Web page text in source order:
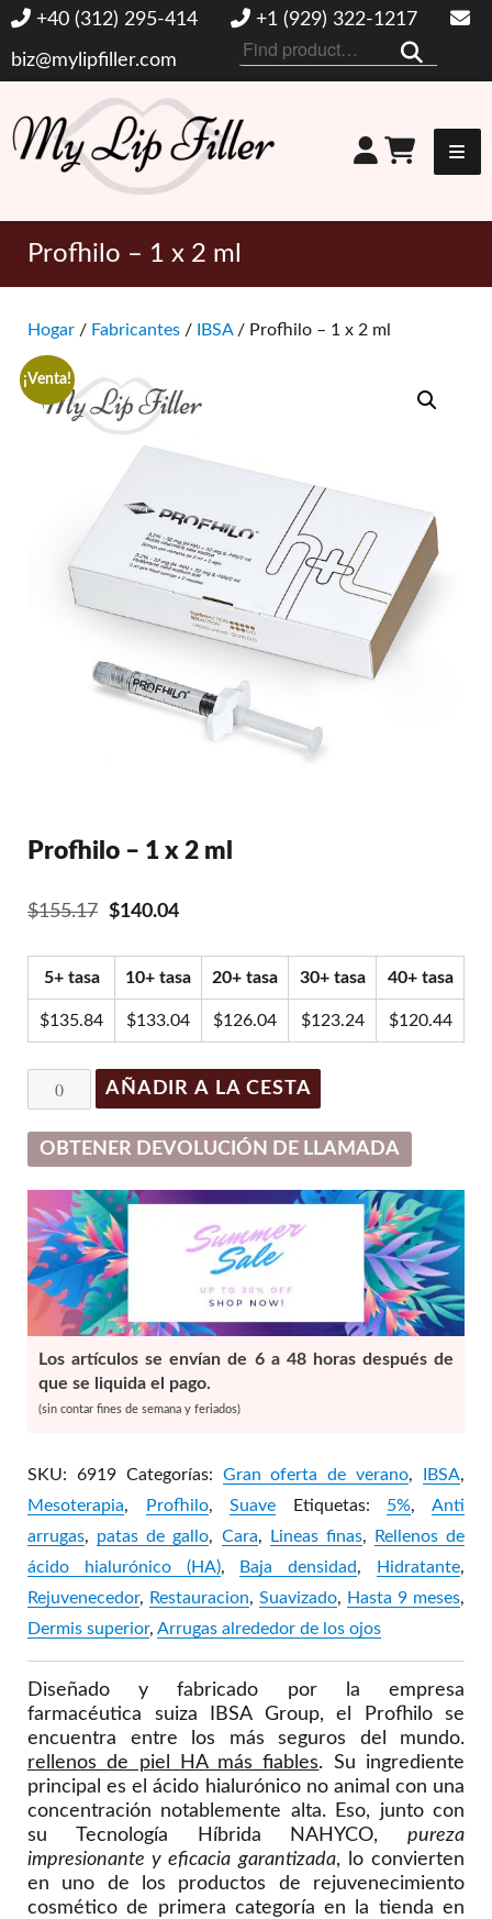
+40 (312) 295-414 +1 (929) 322-1217
biz@mylipfiller.com
Buscar
por:
Mi relleno de labios
Profhilo – 1 x 2 ml
Hogar / Fabricantes / IBSA/ Profhilo – 1 x 2 ml
¡Venta!
Profhilo – 1 x 2 ml
$155.17
El
original
era:
$155.17.
$140.04
actual
es:
$140.04.
Diseñado y fabricado por la empresa
farmacéutica suiza IBSA Group, el Profhilo se
encuentra entre los más seguros del mundo.
rellenos de piel HA más fiables. Su ingrediente
principal es el ácido hialurónico no animal con una
concentración notablemente alta. Eso, junto con
su Tecnología Híbrida NAHYCO, pureza
impresionante y eficacia garantizada, lo convierten
en uno de los productos de rejuvenecimiento
cosmético de primera categoría en la tienda en
5+ tasa 10+ tasa 20+ tasa 30+ tasa 40+ tasa
$135.84 $133.04 $126.04 $123.24 $120.44
Profhilo
-
2ml
cantidad
AÑADIR A LA CESTA
OBTENER DEVOLUCIÓN DE LLAMADA
Los artículos se envían de 6 a 48 horas después de
que se liquida el pago.
(sin contar fines de semana y feriados)
SKU: 6919 Categorías: Gran oferta de verano, IBSA,
Mesoterapia, Profhilo,Suave Etiquetas: 5%,Anti
arrugas, patas de gallo, Cara, Lineas finas,
Rellenos de
ácido hialurónico (HA), Baja densidad, Hidratante,
Rejuvenecedor, Restauracion, Suavizado, Hasta 9 meses,
Dermis superior, Arrugas alrededor de los ojos